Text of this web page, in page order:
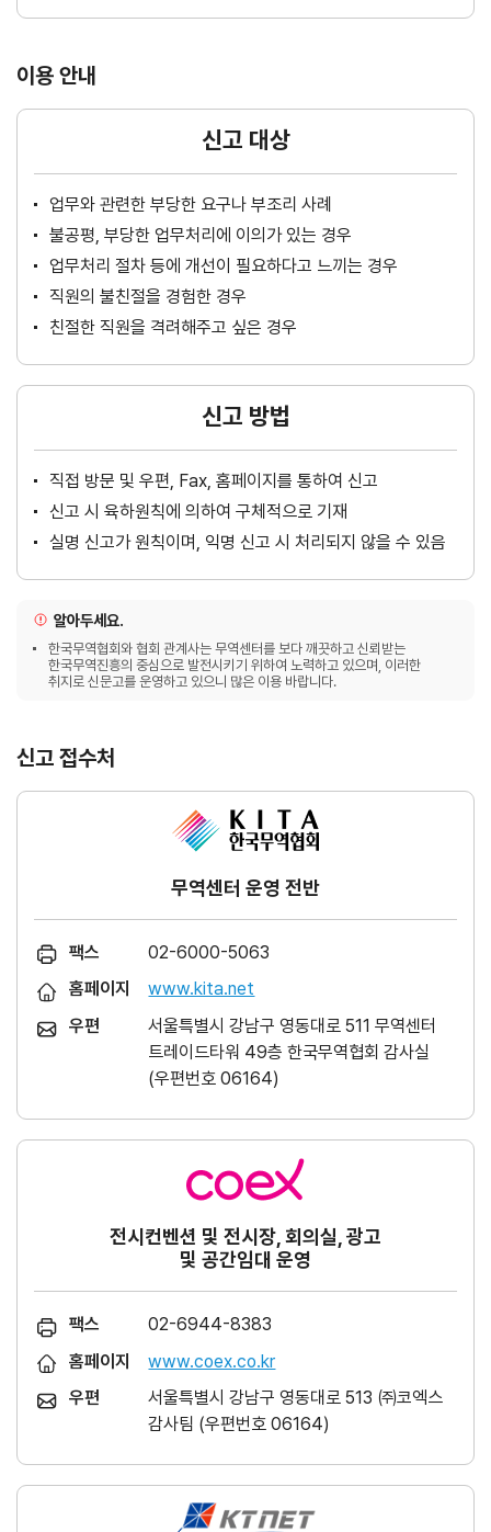
이용 안내
신고 대상
업무와 관련한 부당한 요구나 부조리 사례
불공평, 부당한 업무처리에 이의가 있는 경우
업무처리 절차 등에 개선이 필요하다고 느끼는 경우
직원의 불친절을 경험한 경우
친절한 직원을 격려해주고 싶은 경우
신고 방법
직접 방문 및 우편, Fax, 홈페이지를 통하여 신고
신고 시 육하원칙에 의하여 구체적으로 기재
실명 신고가 원칙이며, 익명 신고 시 처리되지 않을 수 있음
알아두세요.
한국무역협회와 협회 관계사는 무역센터를 보다 깨끗하고 신뢰받는
한국무역진흥의 중심으로 발전시키기 위하여 노력하고 있으며, 이러한
취지로 신문고를 운영하고 있으니 많은 이용 바랍니다.
신고 접수처
무역센터 운영 전반
팩스
02-6000-5063
홈페이지
www.kita.net
우편
서울특별시 강남구 영동대로 511 무역센터
트레이드타워 49층 한국무역협회 감사실
(우편번호 06164)
전시컨벤션 및 전시장, 회의실, 광고
및 공간임대 운영
팩스
02-6944-8383
홈페이지
www.coex.co.kr
우편
서울특별시 강남구 영동대로 513 ㈜코엑스
감사팀 (우편번호 06164)